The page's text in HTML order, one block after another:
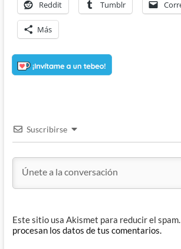
Reddit Tumblr
Más
Suscribirse
Este sitio usa Akismet para reducir el spam.
procesan los datos de tus comentarios.